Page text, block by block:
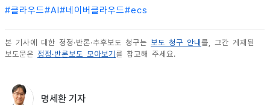
#클라우드#AI#네이버클라우드#ecs
본 기사에 대한 정정·반론·추후보도 청구는 보도 청구 안내를, 그간 게재된
보도문은 정정·반론보도 모아보기를 참고해 주세요.
명세환 기자